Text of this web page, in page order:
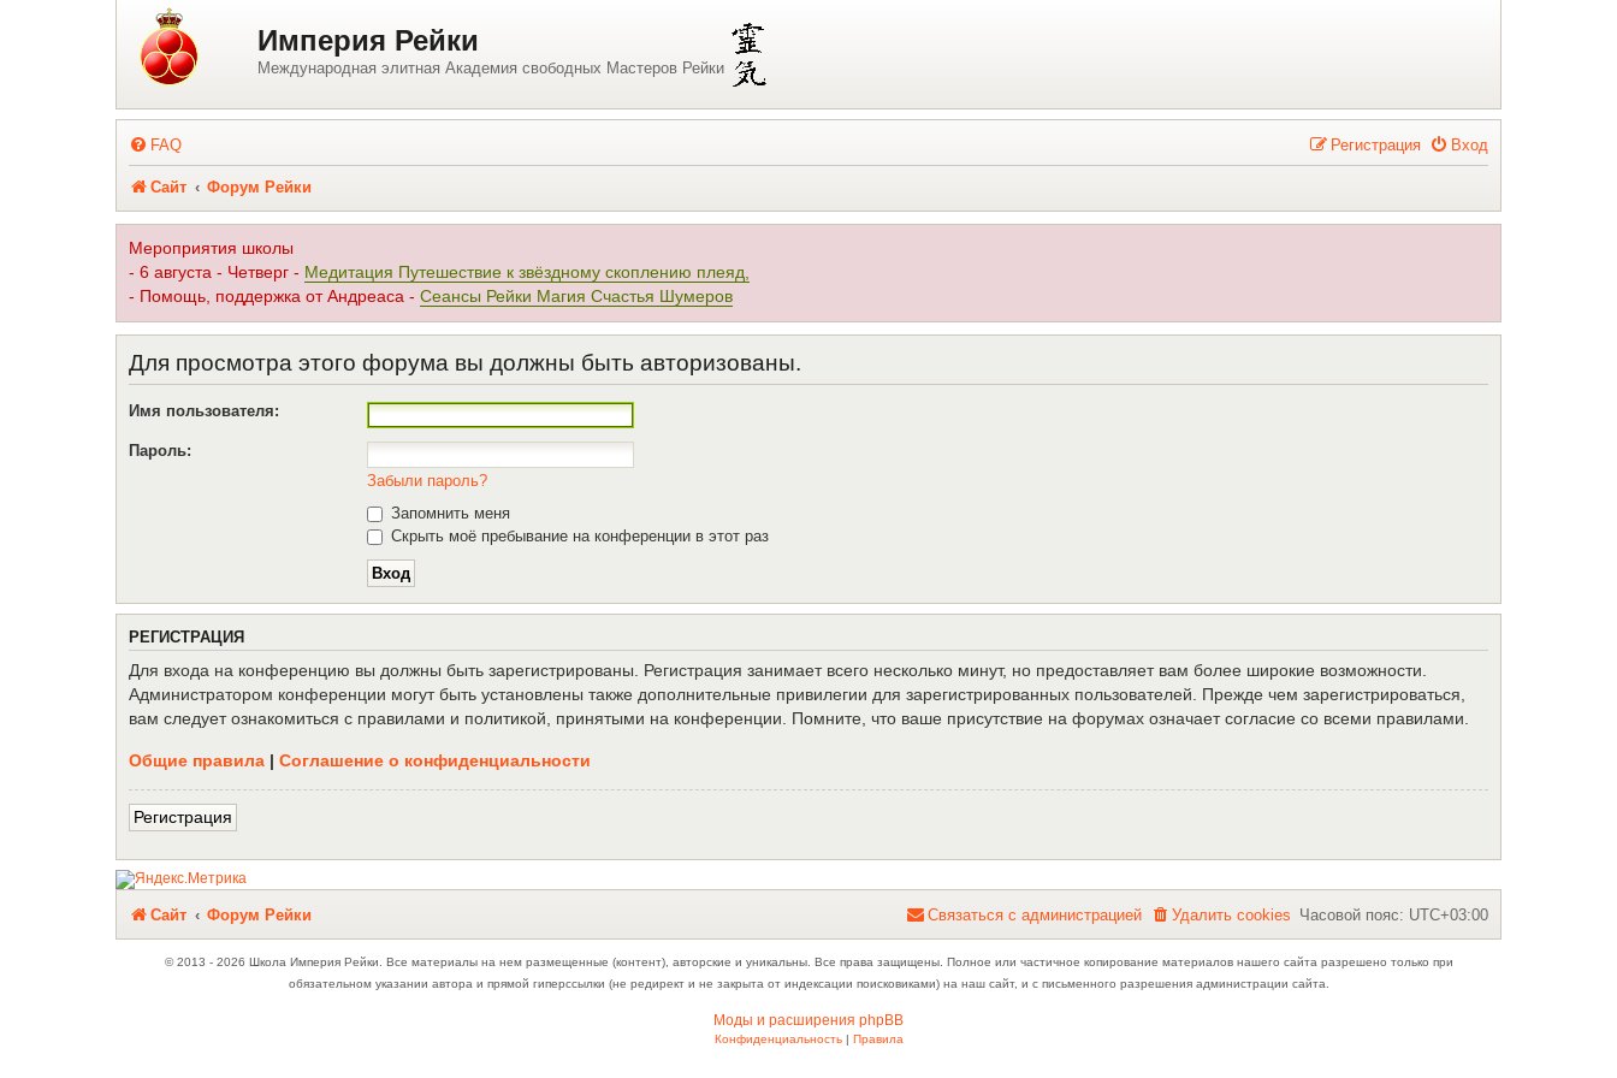
Регистрация Империя Рейки
Международная элитная Академия свободных Мастеров Рейки
FAQ Вход
Регистрация
Сайт Форум Рейки
Мероприятия школы
- 6 августа - Четверг - Медитация Путешествие к звёздному скоплению плеяд,
- Помощь, поддержка от Андреаса - Сеансы Рейки Магия Счастья Шумеров
Для просмотра этого форума вы должны быть авторизованы.
Имя пользователя:
Пароль:
Забыли пароль?
Запомнить меня
Скрыть моё пребывание на конференции в этот раз
РЕГИСТРАЦИЯ
Для входа на конференцию вы должны быть зарегистрированы. Регистрация занимает всего несколько минут, но предоставляет вам более широкие возможности.
Администратором конференции могут быть установлены также дополнительные привилегии для зарегистрированных пользователей. Прежде чем зарегистрироваться,
вам следует ознакомиться с правилами и политикой, принятыми на конференции. Помните, что ваше присутствие на форумах означает согласие со всеми правилами.
Общие правила | Соглашение о конфиденциальности
Регистрация
Сайт Форум Рейки Часовой пояс: UTC+03:00
Удалить cookies
Связаться с
Связаться с администрацией
© 2013 - 2026 Школа Империя Рейки. Все материалы на нем размещенные (контент), авторские и уникальны. Все права защищены. Полное или частичное копирование материалов нашего сайта разрешено только при
обязательном указании автора и прямой гиперссылки (не редирект и не закрыта от индексации поисковиками) на наш сайт, и с письменного разрешения администрации сайта.
Моды и расширения phpBB
Конфиденциальность| Правила